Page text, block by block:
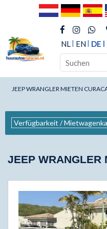
NL EN DE
JEEP WRANGLER MIETEN
JEEP WRANGLER